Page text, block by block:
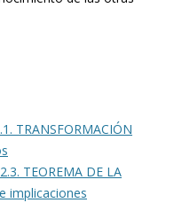
TRANSFORMACIÓN
2.3. TEOREMA DE LA
implicaciones